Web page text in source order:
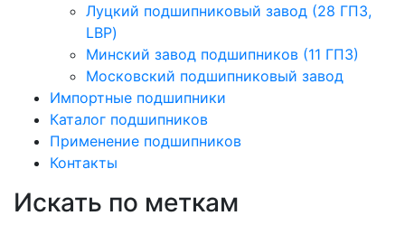
Луцкий подшипниковый завод (28 ГПЗ,
LBP)
Минский завод подшипников (11 ГПЗ)
Московский подшипниковый завод
Импортные подшипники
Каталог подшипников
Применение подшипников
Контакты
Искать по меткам